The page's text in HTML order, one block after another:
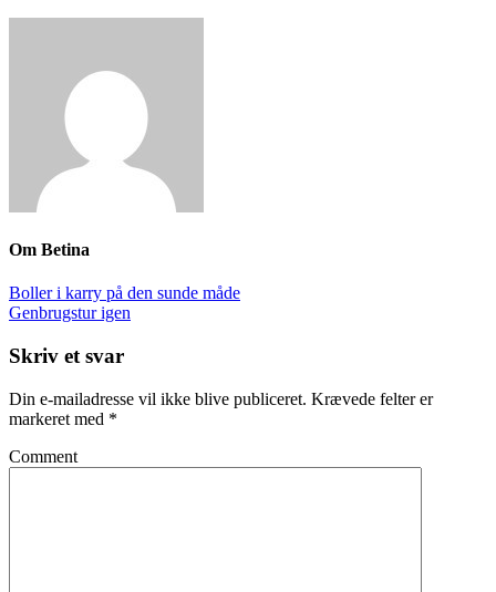
Om Betina
Boller i karry på den sunde måde
Genbrugstur igen
Skriv et svar
Din e-mailadresse vil ikke blive publiceret. Krævede felter er
markeret med *
Comment